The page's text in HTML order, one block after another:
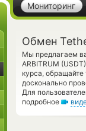
Мониторинг
Обмен
Мы предлагаем
ARBITRUM
курса,
досконально
Для
подробное